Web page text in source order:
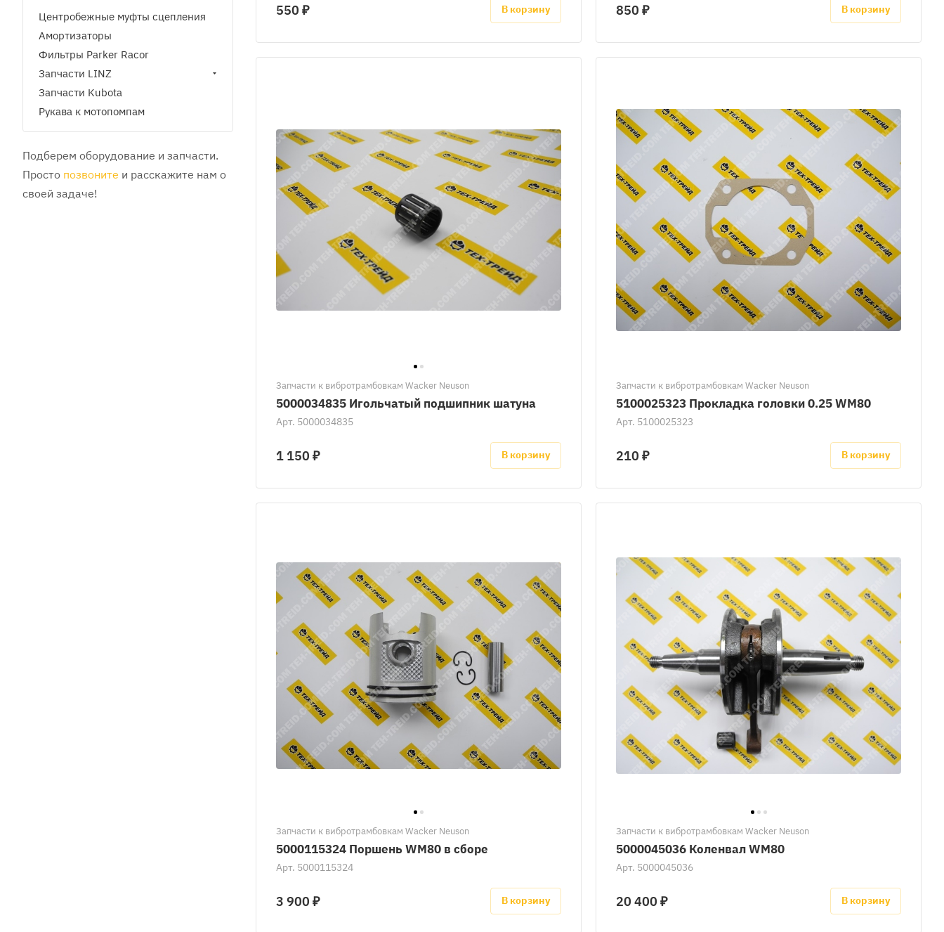
550 ₽ В корзину 850 ₽ В корзину
Запчасти к вибротрамбовкам Wacker Neuson
5000034835 Игольчатый подшипник шатуна
Арт. 5000034835
1 150 ₽ В корзину
Запчасти к вибротрамбовкам Wacker Neuson
5100025323 Прокладка головки 0.25 WM80
Арт. 5100025323
210 ₽ В корзину
Запчасти к вибротрамбовкам Wacker Neuson
5000115324 Поршень WM80 в сборе
Арт. 5000115324
3 900 ₽ В корзину
Запчасти к вибротрамбовкам Wacker Neuson
5000045036 Коленвал WM80
Арт. 5000045036
20 400 ₽ В корзину
Центробежные муфты сцепления
Амортизаторы
Фильтры Parker Racor
Запчасти LINZ
Запчасти Kubota
Рукава к мотопомпам
Подберем оборудование и запчасти.
Просто позвоните и расскажите нам о
своей задаче!